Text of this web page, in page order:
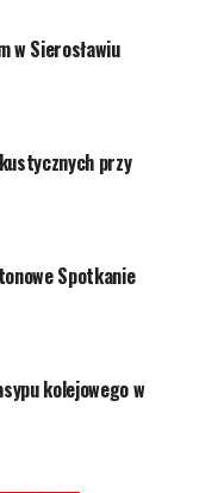
w Sierosławiu
przy
Spotkanie
kolejowego w